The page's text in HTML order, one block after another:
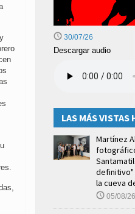
30/07/26
Descargar audio
LAS MÁS VISTAS
Martínez
definitivo"
la cueva
05/08/26